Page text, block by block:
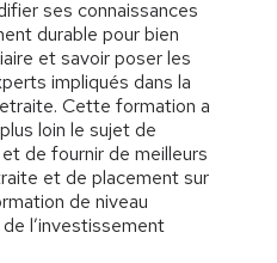
ses connaissances
durable pour bien
et savoir poser les
impliqués dans la
Cette formation a
loin le sujet de
de fournir de meilleurs
et de placement sur
de niveau
l’investissement